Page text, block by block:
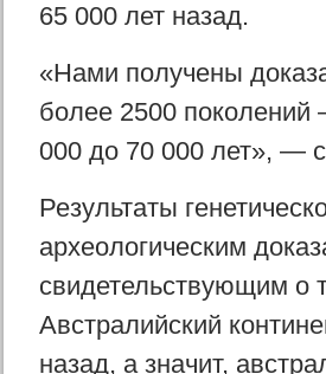
65 000 лет назад.
«Нами получены
более 2500
000 до 70 000 лет», —
Результаты
археологическим
свидетельствующим о
Австралийский
назад, а значит,